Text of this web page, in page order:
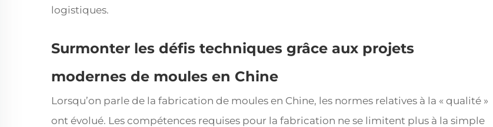
logistiques.
Surmonter les défis techniques grâce aux projets
modernes de moules en Chine
Lorsqu’on parle de la fabrication de moules en Chine, les normes relatives à la « qualité »
ont évolué. Les compétences requises pour la fabrication ne se limitent plus à la simple